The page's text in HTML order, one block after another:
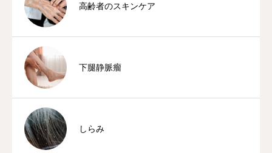
高齢者のスキンケア
下腿静脈瘤
しらみ